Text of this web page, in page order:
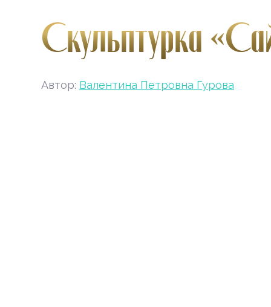
Скульптурка
Автор: Валентина Петровна Гурова